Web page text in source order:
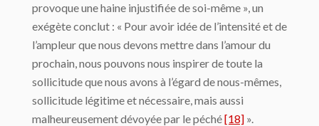
provoque une haine injustifiée de soi-même », un
exégète conclut : « Pour avoir idée de l’intensité et de
l’ampleur que nous devons mettre dans l’amour du
prochain, nous pouvons nous inspirer de toute la
sollicitude que nous avons à l’égard de nous-mêmes,
sollicitude légitime et nécessaire, mais aussi
malheureusement dévoyée par le péché[18] ».